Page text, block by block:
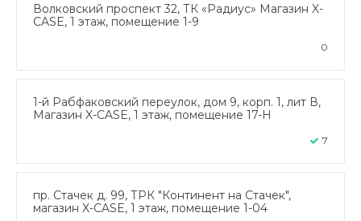
Волковский проспект 32, ТК «Радиус» Магазин X-
CASE, 1 этаж, помещение 1-9
0
1-й Рабфаковский переулок, дом 9, корп. 1, лит В,
Магазин X-CASE, 1 этаж, помещение 17-Н
7
пр. Стачек д. 99, ТРК "Континент на Стачек",
магазин X-CASE, 1 этаж, помещение 1-04